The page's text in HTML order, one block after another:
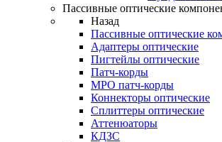
Пассивные оптические
Назад
Пассивные оптические
Адаптеры оптические
Пигтейлы оптические
Патч-корды
MPO патч-корды
Коннекторы оптические
Сплиттеры оптические
Аттенюаторы
КДЗС